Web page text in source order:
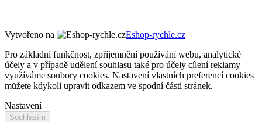
Vytvořeno na
Eshop-rychle.cz
Pro základní funkčnost, zpříjemnění používání webu, analytické
účely a v případě udělení souhlasu také pro účely cílení reklamy
využíváme soubory cookies. Nastavení vlastních preferencí cookies
můžete kdykoli upravit odkazem ve spodní části stránek.
Nastavení
Souhlasím